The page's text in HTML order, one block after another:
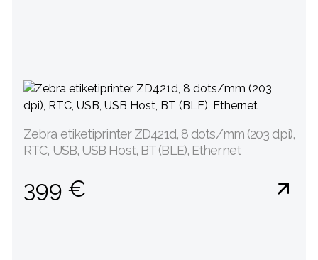
Zebra etiketiprinter ZD421d, 8 dots/mm (203 dpi),
RTC, USB, USB Host, BT (BLE), Ethernet
399 €